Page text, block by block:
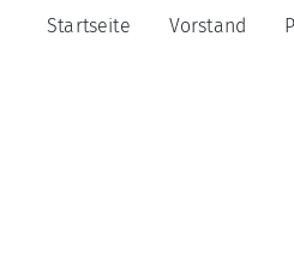
Startseite Vorstand